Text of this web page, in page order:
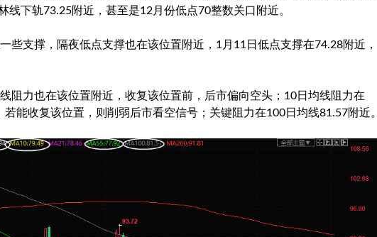
下轨73.25附近，甚至是12月份低点70整数关口附近。
些支撑，隔夜低点支撑也在该位置附近，1月11日低点支撑在74.28附近，
阻力也在该位置附近，收复该位置前，后市偏向空头；10日均线阻力在
能收复该位置，则削弱后市看空信号；关键阻力在100日均线81.57附近。